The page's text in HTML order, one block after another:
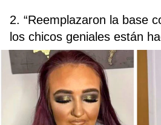
2. “Reemplazaron la base
los chicos geniales están